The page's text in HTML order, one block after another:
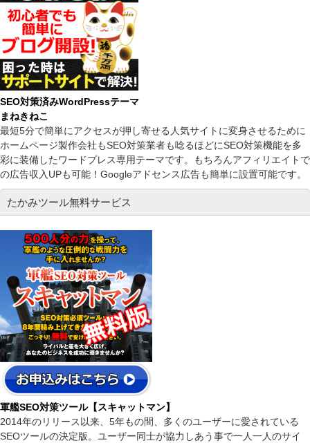
SEO対策済みWordPressテーマ
まねきねこ
最短5分で簡単にアクセスが押し寄せる人気サイトに変身させるために
ホームページ製作会社もSEO対策業者も唸るほどにSEO対策機能を多
彩に装備したワードプレス専用テーマです。もちろんアフィリエイトで
の広告収入UPも可能！Googleアドセンス広告も簡単に設置可能です。
たかみツール無料サービス
軍艦SEO対策ツール【スキャットマン】
2014年のリリース以来、5年もの間、多くのユーザーに愛されている
SEOツールの決定版。ユーザー同士が協力しあう事で一人一人のサイ